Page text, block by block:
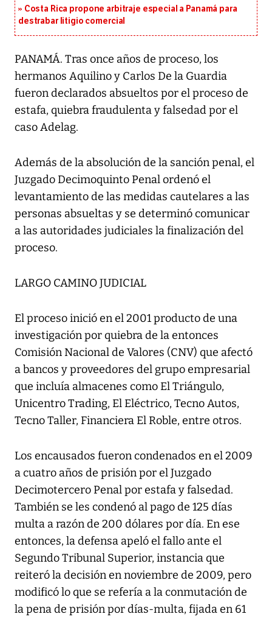
Costa Rica propone arbitraje especial a Panamá para
destrabar litigio comercial
PANAMÁ. Tras once años de proceso, los
hermanos Aquilino y Carlos De la Guardia
fueron declarados absueltos por el proceso de
estafa, quiebra fraudulenta y falsedad por el
caso Adelag.
Además de la absolución de la sanción penal, el
Juzgado Decimoquinto Penal ordenó el
levantamiento de las medidas cautelares a las
personas absueltas y se determinó comunicar
a las autoridades judiciales la finalización del
proceso.
LARGO CAMINO JUDICIAL
El proceso inició en el 2001 producto de una
investigación por quiebra de la entonces
Comisión Nacional de Valores (CNV) que afectó
a bancos y proveedores del grupo empresarial
que incluía almacenes como El Triángulo,
Unicentro Trading, El Eléctrico, Tecno Autos,
Tecno Taller, Financiera El Roble, entre otros.
Los encausados fueron condenados en el 2009
a cuatro años de prisión por el Juzgado
Decimotercero Penal por estafa y falsedad.
También se les condenó al pago de 125 días
multa a razón de 200 dólares por día. En ese
entonces, la defensa apeló el fallo ante el
Segundo Tribunal Superior, instancia que
reiteró la decisión en noviembre de 2009, pero
modificó lo que se refería a la conmutación de
la pena de prisión por días-multa, fijada en 61